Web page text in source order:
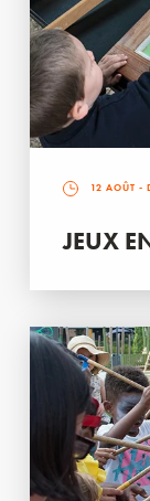
12 AOÛT -
JEUX